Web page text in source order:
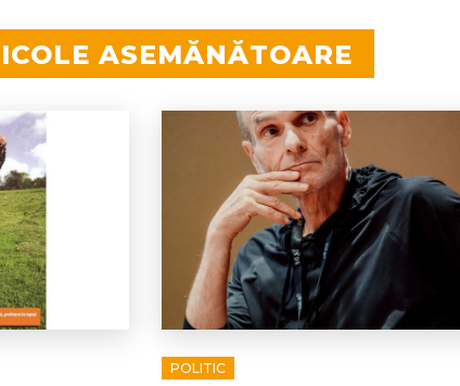
ASEMĂNĂTOARE
POLITIC